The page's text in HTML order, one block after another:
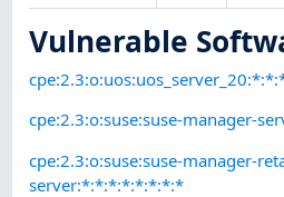
Vulnerable
cpe:2.3:o:suse:suse-manager-
cpe:2.3:o:suse:suse-manager-
server:*:*:*:*:*:*:*:*